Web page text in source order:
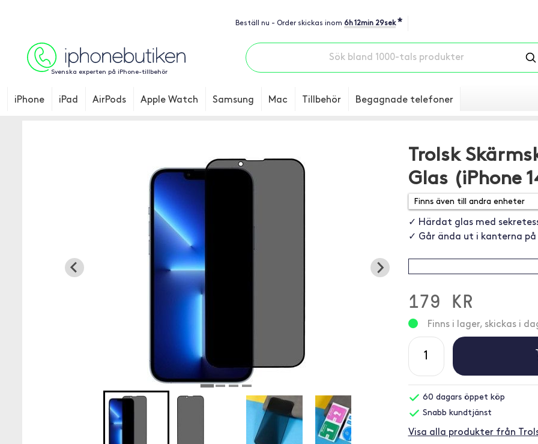
Beställ nu - Order skickas inom 6h 12min 28sek *
Svenska experten på iPhone-tillbehör
iPhone iPad AirPods Apple Watch Samsung Mac Tillbehör Begagnade telefoner
Trolsk
Glas (iPhone
✓ Härdat glas med
✓ Går ända ut i kanterna på
179 KR
Finns i lager, skickas i
60 dagars öppet köp
Snabb kundtjänst
Visa alla produkter från